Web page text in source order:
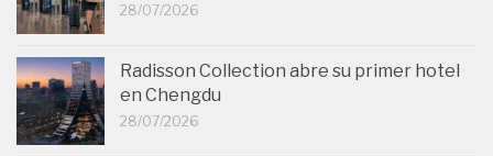
28/07/2026
Radisson Collection abre su primer hotel
en Chengdu
28/07/2026